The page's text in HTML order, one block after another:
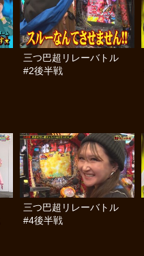
三つ巴超リレーバトル
#2後半戦
三つ巴超リレーバトル
#4後半戦